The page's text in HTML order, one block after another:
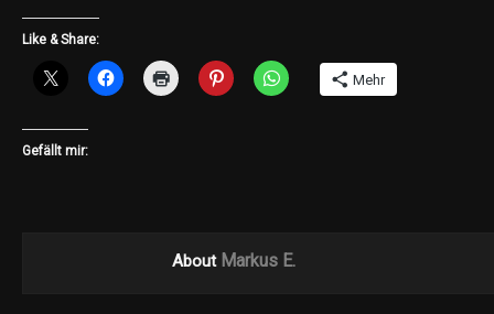
Like & Share:
Mehr
Gefällt mir:
About Markus E.